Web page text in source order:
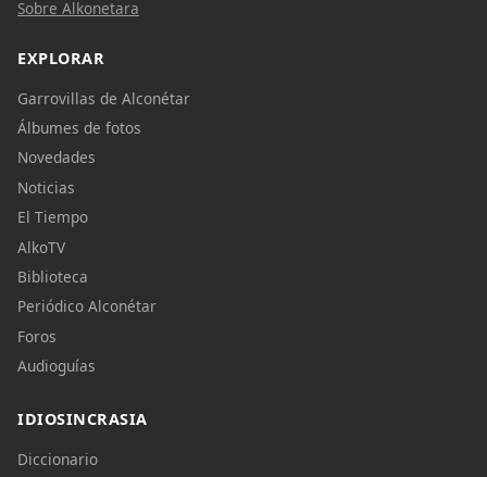
Sobre Alkonetara
EXPLORAR
Garrovillas de Alconétar
Álbumes de fotos
Novedades
Noticias
El Tiempo
AlkoTV
Biblioteca
Periódico Alconétar
Foros
Audioguías
IDIOSINCRASIA
Diccionario